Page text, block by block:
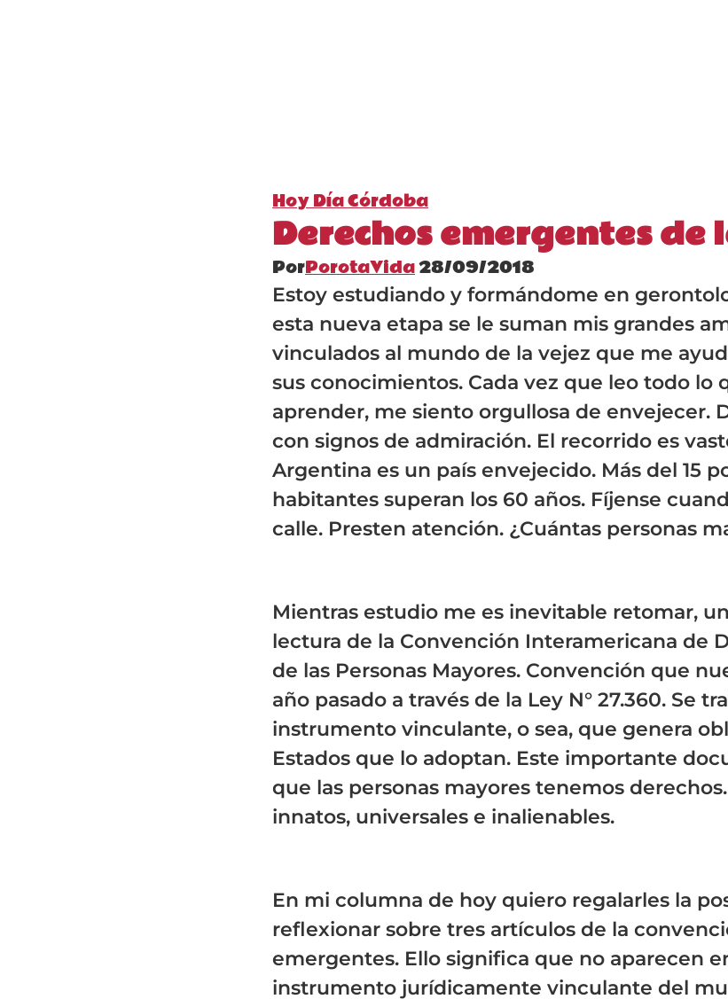
Hoy Día Córdoba
Derechos emergentes de
PorPorotaVida28/09/2018
Estoy estudiando y formándome en
esta nueva etapa se le suman mis grandes
vinculados al mundo de la vejez que me
sus conocimientos. Cada vez que leo todo lo
aprender, me siento orgullosa de envejecer.
con signos de admiración. El recorrido es
Argentina es un país envejecido. Más del 15
habitantes superan los 60 años. Fíjense
calle. Presten atención. ¿Cuántas personas
Mientras estudio me es inevitable retomar,
lectura de la Convención Interamericana de
de las Personas Mayores. Convención que
año pasado a través de la Ley N° 27.360. Se
instrumento vinculante, o sea, que genera
Estados que lo adoptan. Este importante
que las personas mayores tenemos
innatos, universales e inalienables.
En mi columna de hoy quiero regalarles la
reflexionar sobre tres artículos de la
emergentes. Ello significa que no aparecen
instrumento jurídicamente vinculante del